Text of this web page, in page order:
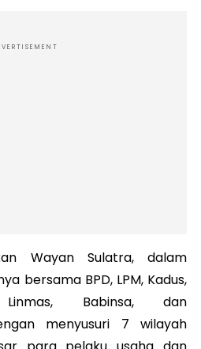
Wayan Sulatra, dalam
bersama BPD, LPM, Kadus,
Babinsa, dan
menyusuri 7 wilayah